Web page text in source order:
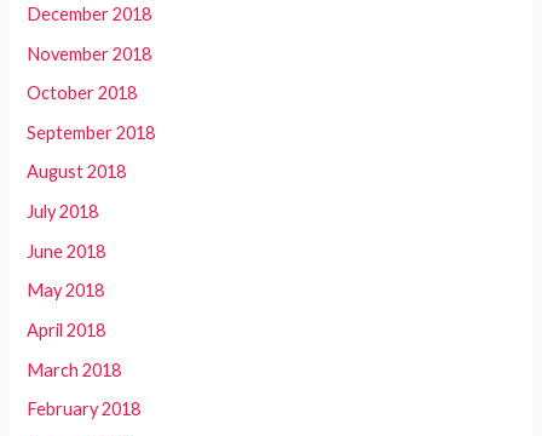
December 2018
November 2018
October 2018
September 2018
August 2018
July 2018
June 2018
May 2018
April 2018
March 2018
February 2018